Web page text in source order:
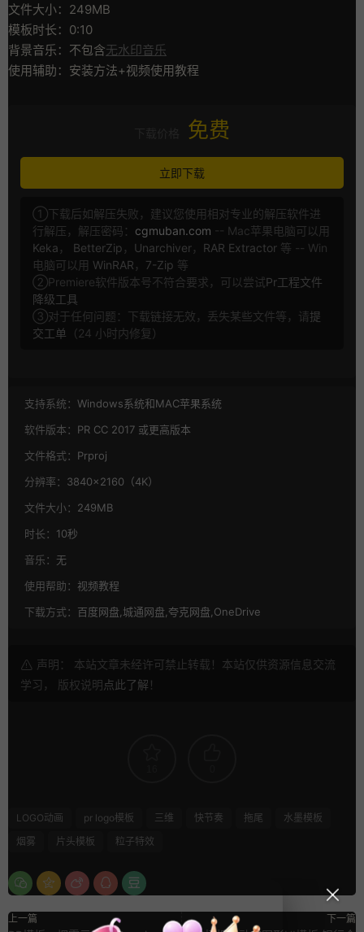
文件大小：249MB
模板时长：0:10
背景音乐：不包含无水印音乐
使用辅助：安装方法+视频使用教程
免费
立即下载
①下载后如解压失败，建议您使用相对专业的解压软件进
行解压，解压密码： cgmuban.com -- Mac苹果电脑可以用
Keka ， BetterZip ， Unarchiver， RAR Extractor 等 -- Win
电脑可以用 WinRAR ， 7-Zip 等
②Premiere软件版本号不符合要求，可以尝试Pr工程文件
降级工具
③对于任何问题：下载链接无效，丢失某些文件等，请提
交工单 （24 小时内修复）
支持系统： Windows系统和MAC苹果系统
软件版本： PR CC 2017 或更高版本
文件格式： Prproj
分辨率： 3840×2160（4K）
文件大小： 249MB
时长： 10秒
音乐： 无
使用帮助： 视频教程
下载方式： 百度网盘,城通网盘,夸克网盘,OneDrive
声明： 本站文章未经许可禁止转载！本站仅供资源信息交流
学习， 版权说明点此了解 ！
LOGO动画 pr logo模板 三维 快节奏 拖尾
水墨模板
烟雾
片头模板 粒子特效
上一篇 下一篇